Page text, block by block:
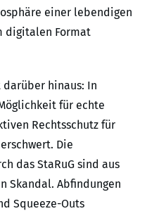
einer lebendigen
digitalen Format
hinaus: In
für echte
Rechtsschutz für
Die
das StaRuG sind aus
Skandal. Abfindungen
Squeeze-Outs